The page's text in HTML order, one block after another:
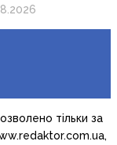
тільки за